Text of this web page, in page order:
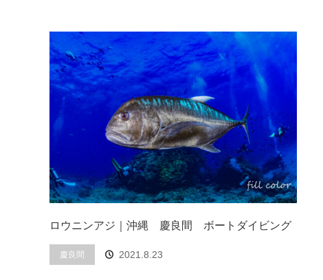
ロウニンアジ｜沖縄 慶良間 ボートダイビング
慶良間 2021.8.23